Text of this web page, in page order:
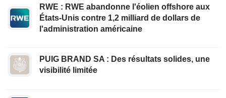
RWE : RWE abandonne l'éolien offshore aux
États-Unis contre 1,2 milliard de dollars de
l'administration américaine
PUIG BRAND SA : Des résultats solides, une
visibilité limitée